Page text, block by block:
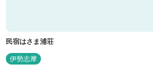
民宿はさま浦荘
伊勢志摩